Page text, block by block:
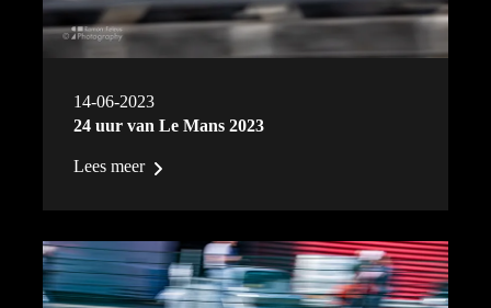
14-06-2023
24 uur van Le Mans 2023
Lees meer